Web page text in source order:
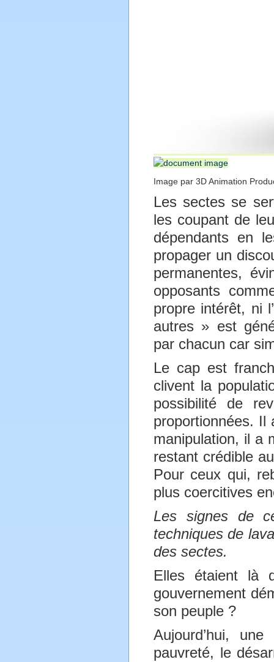
Image par 3D Animation
Les sectes se
les coupant de
dépendants en
propager un
permanentes,
opposants
propre intérêt, ni
autres » est
par chacun car
Le cap est
clivent la
possibilité de
proportionnées. Il
manipulation, il a
restant crédible
Pour ceux qui,
plus coercitives
Les signes de
techniques de
des sectes.
Elles étaient là
gouvernement
son peuple ?
Aujourd’hui,
pauvreté, le